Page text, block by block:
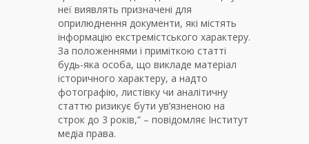
неї виявлять призначені для
оприлюднення документи, які містять
інформацію екстремістського характеру.
За положеннями і приміткою статті
будь-яка особа, що викладе матеріал
історичного характеру, а надто
фотографію, листівку чи аналітичну
статтю ризикує бути ув’язненою на
строк до 3 років,” – повідомляє Інститут
медіа права.